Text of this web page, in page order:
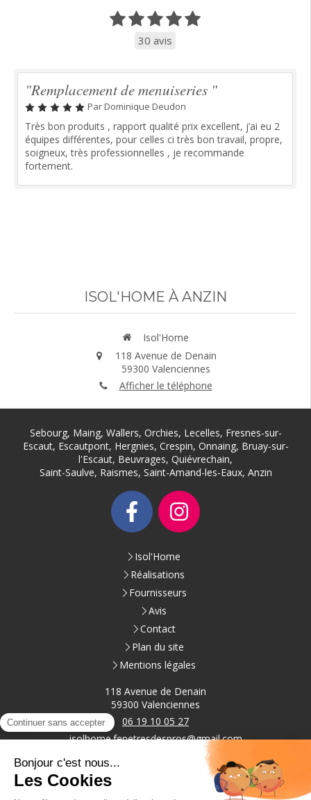
30 avis
"Remplacement de menuiseries "
Par Dominique Deudon
Très bon produits , rapport qualité prix excellent, j’ai eu 2
équipes différentes, pour celles ci très bon travail, propre,
soigneux, très professionnelles , je recommande
fortement.
ISOL'HOME À ANZIN
Isol'Home
118 Avenue de Denain
59300 Valenciennes
Afficher le téléphone
Sebourg, Maing, Wallers, Orchies, Lecelles, Fresnes-sur-
Escaut, Escautpont, Hergnies, Crespin, Onnaing, Bruay-sur-
l'Escaut, Beuvrages, Quiévrechain,
Saint-Saulve, Raismes, Saint-Amand-les-Eaux, Anzin
Isol'Home
Réalisations
Fournisseurs
Avis
Contact
Plan du site
Mentions légales
118 Avenue de Denain
59300 Valenciennes
06 19 10 05 27
isolhome.fenetresdespros@gmail.com
DuLundiau de9hà18h
Samedi : Sur rendez-vous